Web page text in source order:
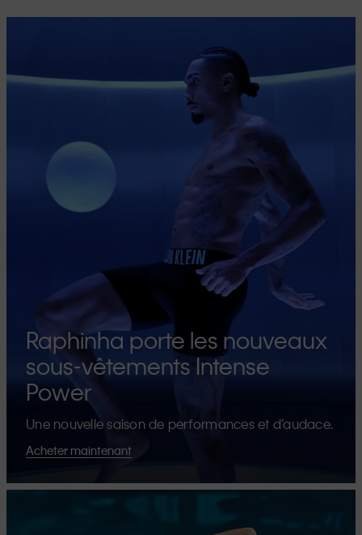
Raphinha porte les nouveaux
sous-vêtements Intense
Power
Une nouvelle saison de performances et d’audace.
Acheter maintenant